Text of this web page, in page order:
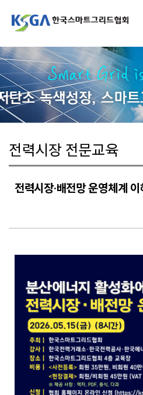
전력시장 전문교육
전력시장·배전망 운영체계